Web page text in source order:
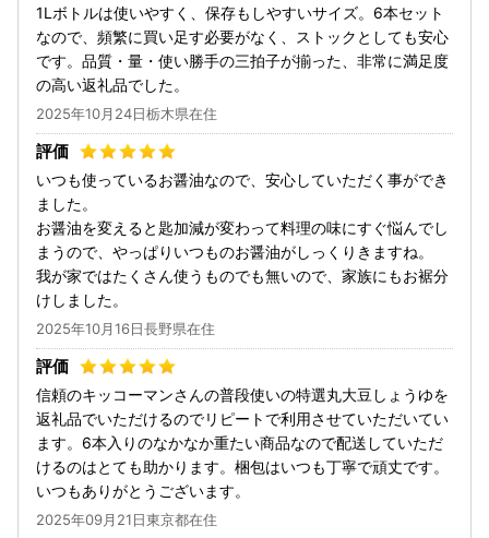
1Lボトルは使いやすく、保存もしやすいサイズ。6本セット
なので、頻繁に買い足す必要がなく、ストックとしても安心
です。品質・量・使い勝手の三拍子が揃った、非常に満足度
の高い返礼品でした。
2025年10月24日栃木県在住
いつも使っているお醤油なので、安心していただく事ができ
ました。
お醤油を変えると匙加減が変わって料理の味にすぐ悩んでし
まうので、やっぱりいつものお醤油がしっくりきますね。
我が家ではたくさん使うものでも無いので、家族にもお裾分
けしました。
2025年10月16日長野県在住
信頼のキッコーマンさんの普段使いの特選丸大豆しょうゆを
返礼品でいただけるのでリピートで利用させていただいてい
ます。6本入りのなかなか重たい商品なので配送していただ
けるのはとても助かります。梱包はいつも丁寧で頑丈です。
いつもありがとうございます。
2025年09月21日東京都在住